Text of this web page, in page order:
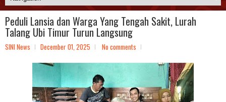
Peduli Lansia dan Warga Yang Tengah Sakit, Lurah
Talang Ubi Timur Turun Langsung
SINI News December 01, 2025 No comments